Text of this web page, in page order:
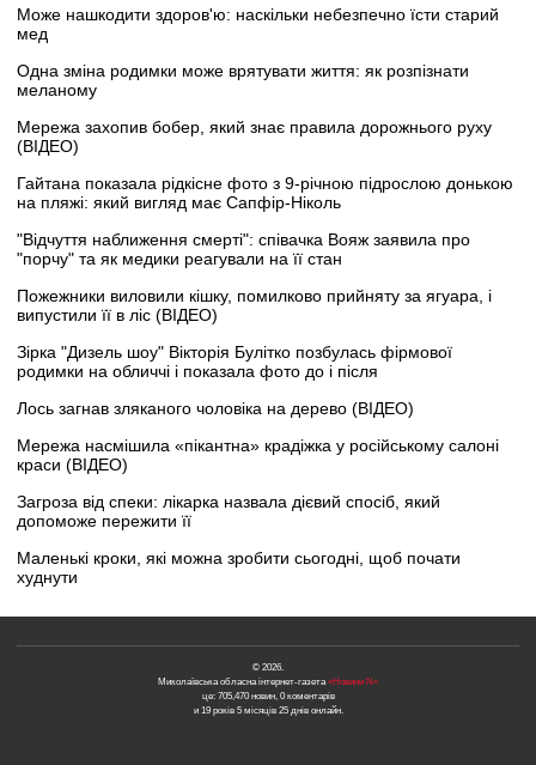
Може нашкодити здоров'ю: наскільки небезпечно їсти старий
мед
Одна зміна родимки може врятувати життя: як розпізнати
меланому
Мережа захопив бобер, який знає правила дорожнього руху
(ВІДЕО)
Гайтана показала рідкісне фото з 9-річною підрослою донькою
на пляжі: який вигляд має Сапфір-Ніколь
"Відчуття наближення смерті": співачка Вояж заявила про
"порчу" та як медики реагували на її стан
Пожежники виловили кішку, помилково прийняту за ягуара, і
випустили її в ліс (ВІДЕО)
Зірка "Дизель шоу" Вікторія Булітко позбулась фірмової
родимки на обличчі і показала фото до і після
Лось загнав зляканого чоловіка на дерево (ВІДЕО)
Мережа насмішила «пікантна» крадіжка у російському салоні
краси (ВІДЕО)
Загроза від спеки: лікарка назвала дієвий спосіб, який
допоможе пережити її
Маленькі кроки, які можна зробити сьогодні, щоб почати
худнути
© 2026.
Миколаївська обласна інтернет-газета «Новини N»
це: 705,470 новин, 0 коментарів
и 19 років 5 місяців 25 днів онлайн.